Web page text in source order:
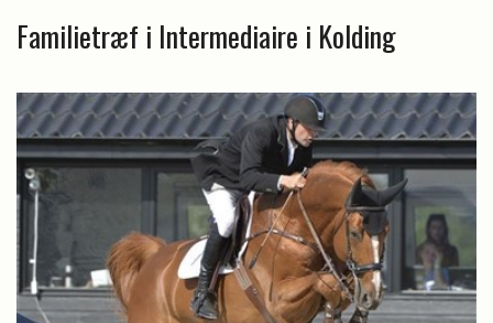
Familietræf i Intermediaire i Kolding